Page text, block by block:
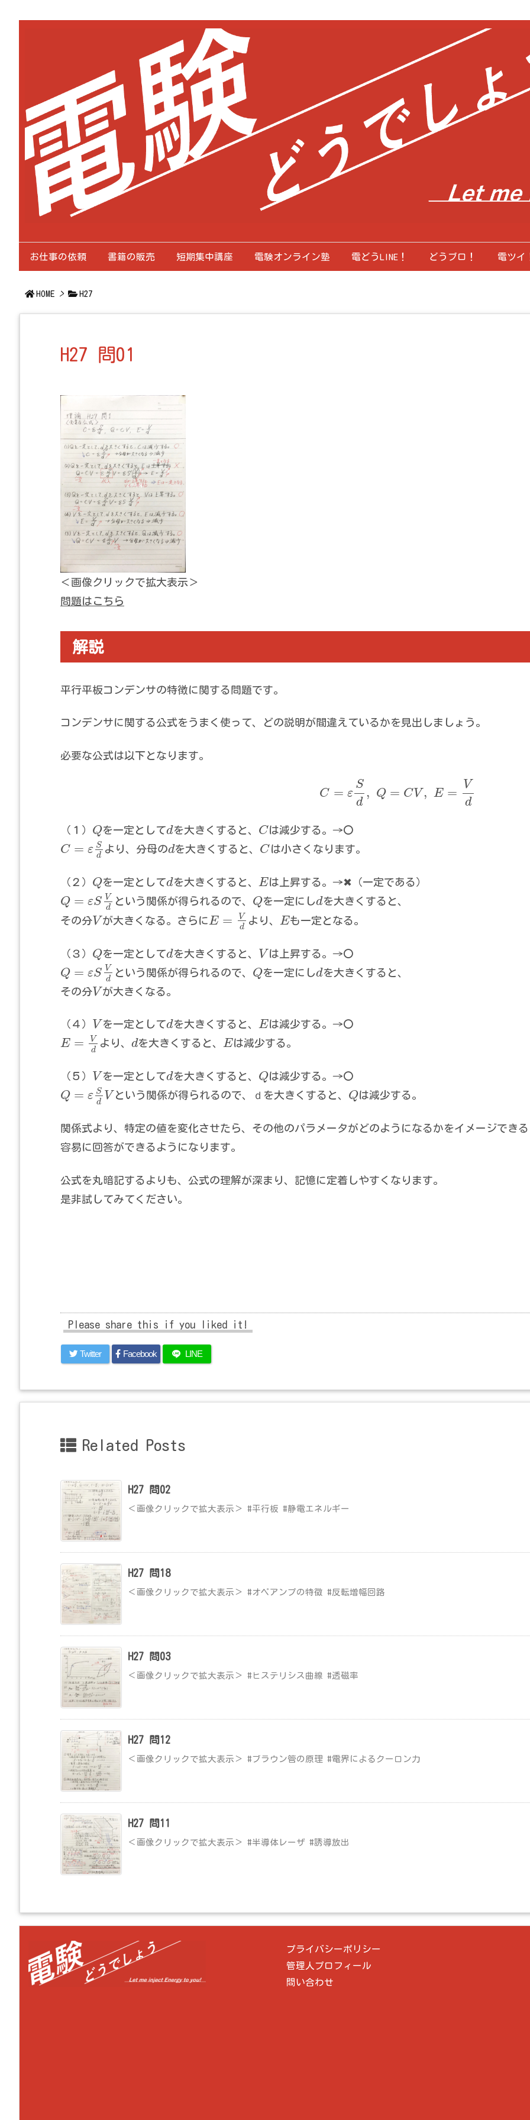
お仕事の依頼 書籍の販売 短期集中講座 電験オンライン塾 電どうLINE！ どうブロ！ 電ツイ
HOME > H27
H27 問01
＜画像クリックで拡大表示＞
問題はこちら
解説
平行平板コンデンサの特徴に関する問題です。
コンデンサに関する公式をうまく使って、どの説明が間違えているかを見出しましょう。
必要な公式は以下となります。
C = ε
S
d
, Q = CV , E =
V
d
（１） Qを一定としてdを大きくすると、 Cは減少する。→〇
C = ε S
d
より、分母のdを大きくすると、 Cは小さくなります。
（２） Qを一定としてdを大きくすると、 Eは上昇する。→✖（一定である）
Q = εS V
d
という関係が得られるので、 Qを一定にしdを大きくすると、
その分V が大きくなる。さらにE =
V
d
より、 Eも一定となる。
（３） Qを一定としてdを大きくすると、 V は上昇する。→〇
Q = εS V
d
という関係が得られるので、 Qを一定にしdを大きくすると、
その分V が大きくなる。
（４） V を一定としてdを大きくすると、 Eは減少する。→〇
E =
V
d
より、 dを大きくすると、 Eは減少する。
（５） V を一定としてdを大きくすると、 Qは減少する。→〇
Q = ε S
d V という関係が得られるので、 ｄ を大きくすると、 Qは減少する。
関係式より、特定の値を変化させたら、その他のパラメータがどのようになるかをイメージできる
容易に回答ができるようになります。
公式を丸暗記するよりも、公式の理解が深まり、記憶に定着しやすくなります。
是非試してみてください。
Please share this if you liked it!
Twitter Facebook LINE
Related Posts
H27 問02
＜画像クリックで拡大表示＞ #平行板 #静電エネルギー
H27 問18
＜画像クリックで拡大表示＞ #オペアンプの特徴 #反転増幅回路
H27 問03
＜画像クリックで拡大表示＞ #ヒステリシス曲線 #透磁率
H27 問12
＜画像クリックで拡大表示＞ #ブラウン管の原理 #電界によるクーロン力
H27 問11
＜画像クリックで拡大表示＞ #半導体レーザ #誘導放出
プライバシーポリシー
管理人プロフィール
問い合わせ